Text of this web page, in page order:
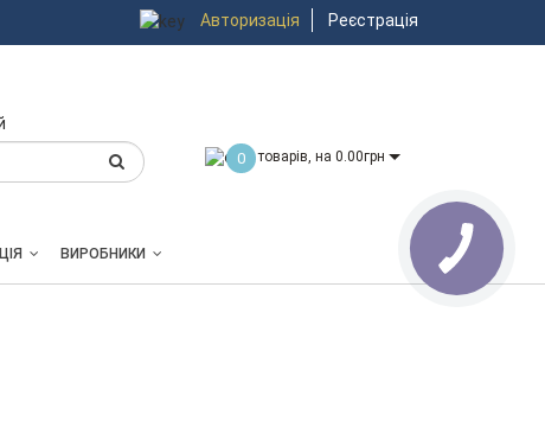
Авторизація Реєстрація
0 товарів, на 0.00грн
ВИРОБНИКИ